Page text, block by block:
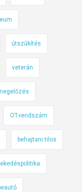
útszűkítés
veterán
OT-rendszám
behajtani tilos